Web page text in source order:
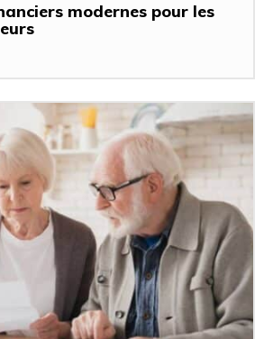
modernes pour les